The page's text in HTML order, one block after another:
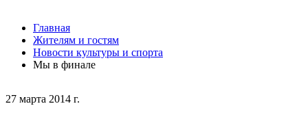
27 марта 2014 г.
Главная
Жителям и гостям
Новости культуры и спорта
Мы в финале